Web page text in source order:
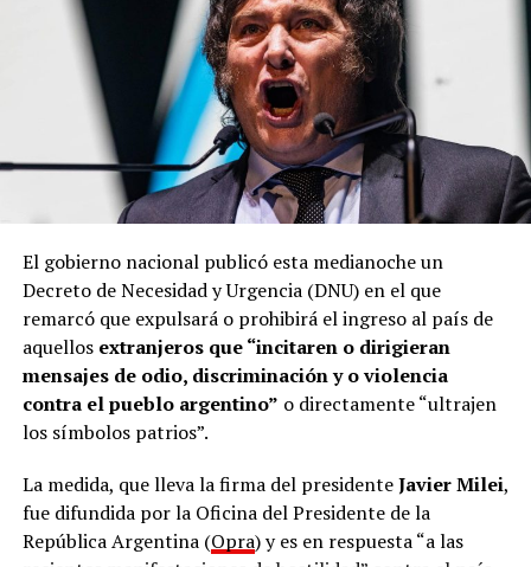
El gobierno nacional publicó esta medianoche un
Decreto de Necesidad y Urgencia (DNU) en el que
remarcó que expulsará o prohibirá el ingreso al país de
aquellos extranjeros que “incitaren o dirigieran
mensajes de odio, discriminación y o violencia
contra el pueblo argentino” o directamente “ultrajen
los símbolos patrios”.
La medida, que lleva la firma del presidenteJavier Milei,
fue difundida por la Oficina del Presidente de la
República Argentina (Opra) y es en respuesta “a las